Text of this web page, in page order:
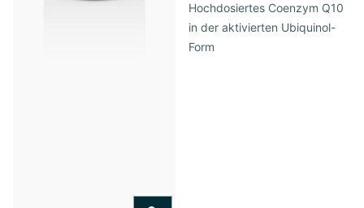
Hochdosiertes Coenzym Q10
in der aktivierten Ubiquinol-
Form